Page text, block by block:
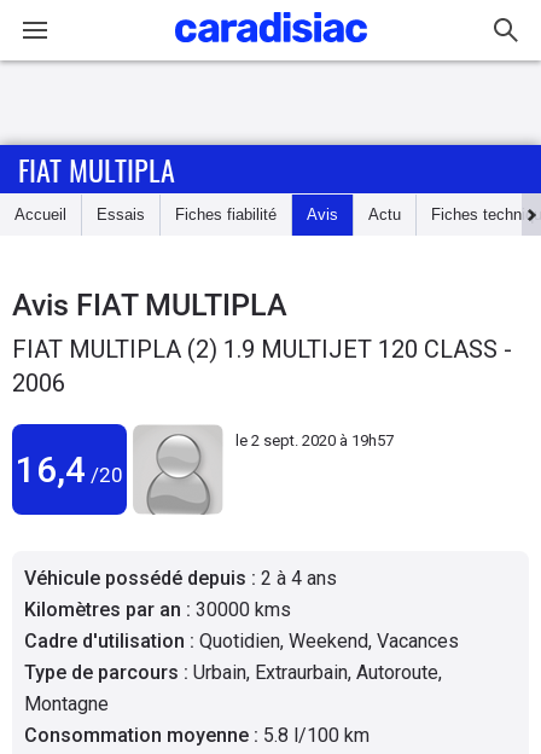
Accueil
Essais
Guide
d'achat
Utilitaires
Flottes
Auto
Services
Forum
FIAT MULTIPLA
Accueil Essais Fiches fiabilité Avis Actu Fiches
Avis FIAT MULTIPLA
FIAT MULTIPLA (2) 1.9 MULTIJET 120 CLASS -
2006
16,4 /20
le 2 sept. 2020 à 19h57
Véhicule possédé depuis : 2 à 4 ans
Kilomètres par an : 30000 kms
Cadre d'utilisation : Quotidien, Weekend, Vacances
Type de parcours : Urbain, Extraurbain, Autoroute,
Montagne
Consommation moyenne : 5.8 l/100 km